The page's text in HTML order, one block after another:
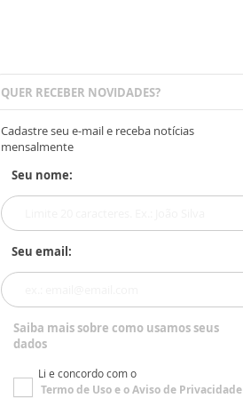
QUER RECEBER NOVIDADES?
Cadastre seu e-mail e receba notícias
mensalmente
Seu nome:
Seu email:
Saiba mais sobre como usamos seus
dados
Li e concordo com o
Termo de Usoe oAviso de Privacidade